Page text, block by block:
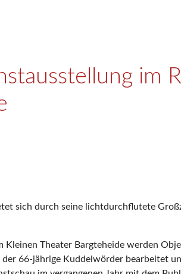
im
sich durch seine lichtdurchflutete
Kleinen Theater Bargteheide werden
66-jährige Kuddelwörder bearbeitet